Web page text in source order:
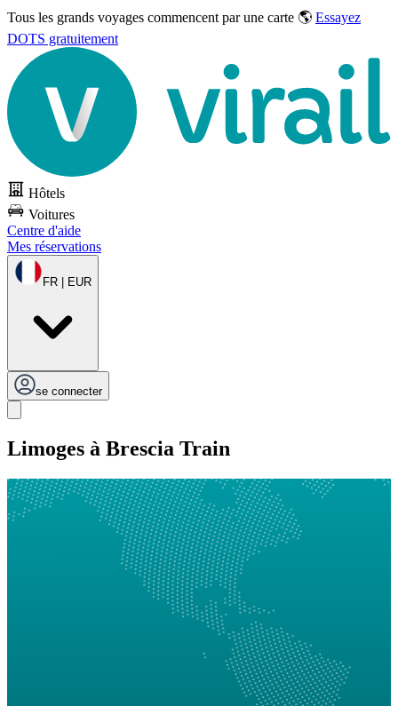
Tous les grands voyages commencent par une carte 🌎 Essayez
DOTS gratuitement
Hôtels
Voitures
Centre d'aide
Mes réservations
FR | EUR
se connecter
Limoges à Brescia Train